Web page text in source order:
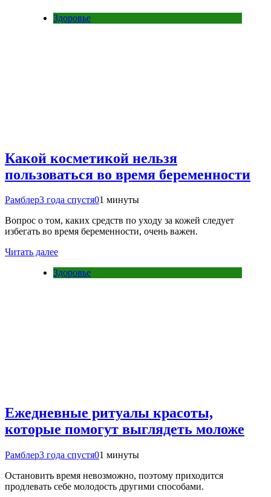
Здоровье
Какой косметикой нельзя
пользоваться во время беременности
Рамблер3 года спустя01 минуты
Вопрос о том, каких средств по уходу за кожей следует
избегать во время беременности, очень важен.
Читать далее
Здоровье
Ежедневные ритуалы красоты,
которые помогут выглядеть моложе
Рамблер3 года спустя01 минуты
Остановить время невозможно, поэтому приходится
продлевать себе молодость другими способами.